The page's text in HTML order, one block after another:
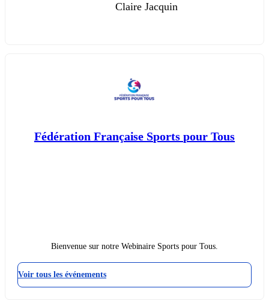
Claire Jacquin
Fédération Française Sports pour Tous
Bienvenue sur notre Webinaire Sports pour Tous.
Voir tous les événements